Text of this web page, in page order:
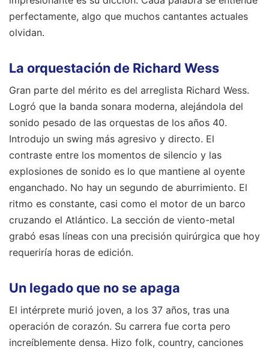
perfectamente, algo que muchos cantantes actuales
olvidan.
La orquestación de Richard Wess
Gran parte del mérito es del arreglista Richard Wess.
Logró que la banda sonara moderna, alejándola del
sonido pesado de las orquestas de los años 40.
Introdujo un swing más agresivo y directo. El
contraste entre los momentos de silencio y las
explosiones de sonido es lo que mantiene al oyente
enganchado. No hay un segundo de aburrimiento. El
ritmo es constante, casi como el motor de un barco
cruzando el Atlántico. La sección de viento-metal
grabó esas líneas con una precisión quirúrgica que hoy
requeriría horas de edición.
Un legado que no se apaga
El intérprete murió joven, a los 37 años, tras una
operación de corazón. Su carrera fue corta pero
increíblemente densa. Hizo folk, country, canciones